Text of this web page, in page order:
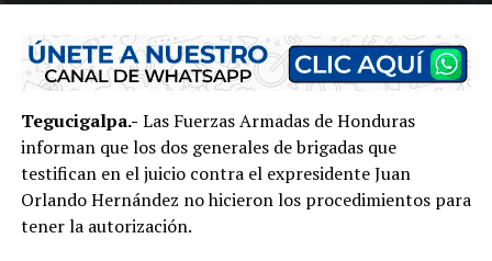
Tegucigalpa.- Las Fuerzas Armadas de Honduras
informan que los dos generales de brigadas que
testifican en el juicio contra el expresidente Juan
Orlando Hernández no hicieron los procedimientos para
tener la autorización.